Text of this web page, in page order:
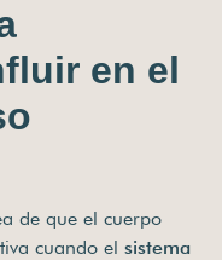
en el
de que el cuerpo
cuando el sistema